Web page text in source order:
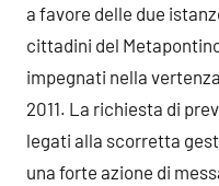
a favore delle due
cittadini del
impegnati nella
2011. La richiesta di
legati alla scorretta
una forte azione di